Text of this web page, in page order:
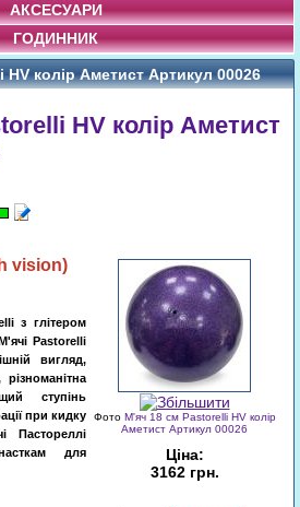
АКСЕСУАРИ
ГОДИННИК
колір Аметист Артикул 00026
HV колір Аметист
Фото М'яч 18 см Pastorelli HV колір
Аметист Артикул 00026
Ціна:
3162 грн.
vision)
з глітером
Pastorelli
вигляд,
ступінь
при кидку
Пастореллі
для